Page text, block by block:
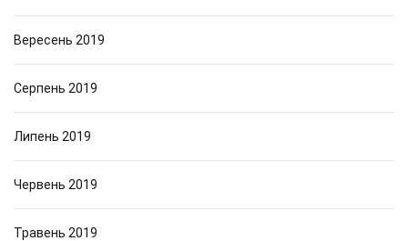
Вересень 2019
Серпень 2019
Липень 2019
Червень 2019
Травень 2019